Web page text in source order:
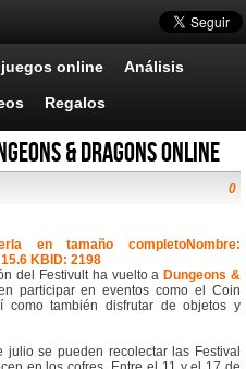
online Análisis
Regalos
& Dragons Online
0
del Festivult ha vuelto a Dungeons &
participar en eventos como el Coin
también disfrutar de objetos y
se pueden recolectar las Festival